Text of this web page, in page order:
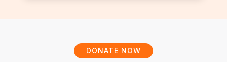
DONATE NOW